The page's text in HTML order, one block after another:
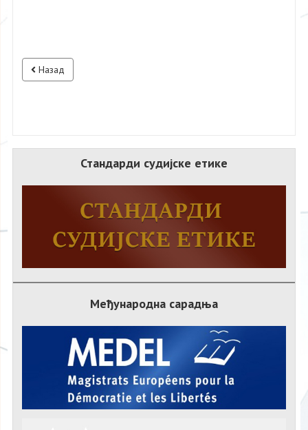
Назад
Стандарди судијске етике
Међународна сарадња